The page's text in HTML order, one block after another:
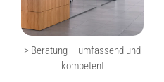
> Beratung – umfassend und
kompetent